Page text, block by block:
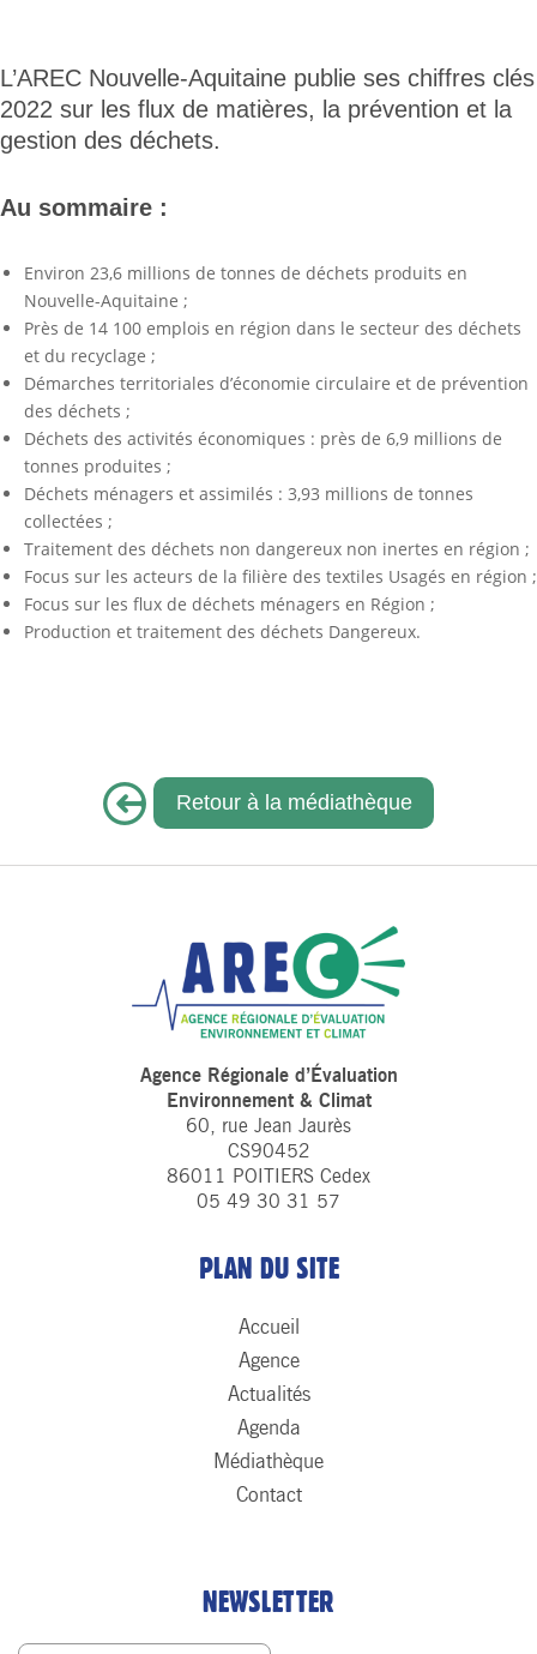
L’AREC Nouvelle-Aquitaine publie ses chiffres clés
2022 sur les flux de matières, la prévention et la
gestion des déchets.
Au sommaire :
Environ 23,6 millions de tonnes de déchets produits en
Nouvelle-Aquitaine ;
Près de 14 100 emplois en région dans le secteur des déchets
et du recyclage ;
Démarches territoriales d’économie circulaire et de prévention
des déchets ;
Déchets des activités économiques : près de 6,9 millions de
tonnes produites ;
Déchets ménagers et assimilés : 3,93 millions de tonnes
collectées ;
Traitement des déchets non dangereux non inertes en région ;
Focus sur les acteurs de la filière des textiles Usagés en région ;
Focus sur les flux de déchets ménagers en Région ;
Production et traitement des déchets Dangereux.
Retour à la médiathèque
Agence Régionale d’Évaluation
Environnement & Climat
60, rue Jean Jaurès
CS90452
86011 POITIERS Cedex
05 49 30 31 57
PLAN DU SITE
Accueil
Agence
Actualités
Agenda
Médiathèque
Contact
NEWSLETTER